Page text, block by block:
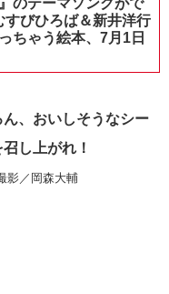
びひろば＆新井洋行
ちゃう絵本、7月1日
、おいしそうなシー
し上がれ！
影／岡森大輔